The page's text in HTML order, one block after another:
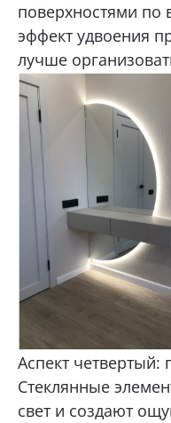
поверхностями по
эффект удвоения
лучше
Аспект
Стеклянные
свет и создают